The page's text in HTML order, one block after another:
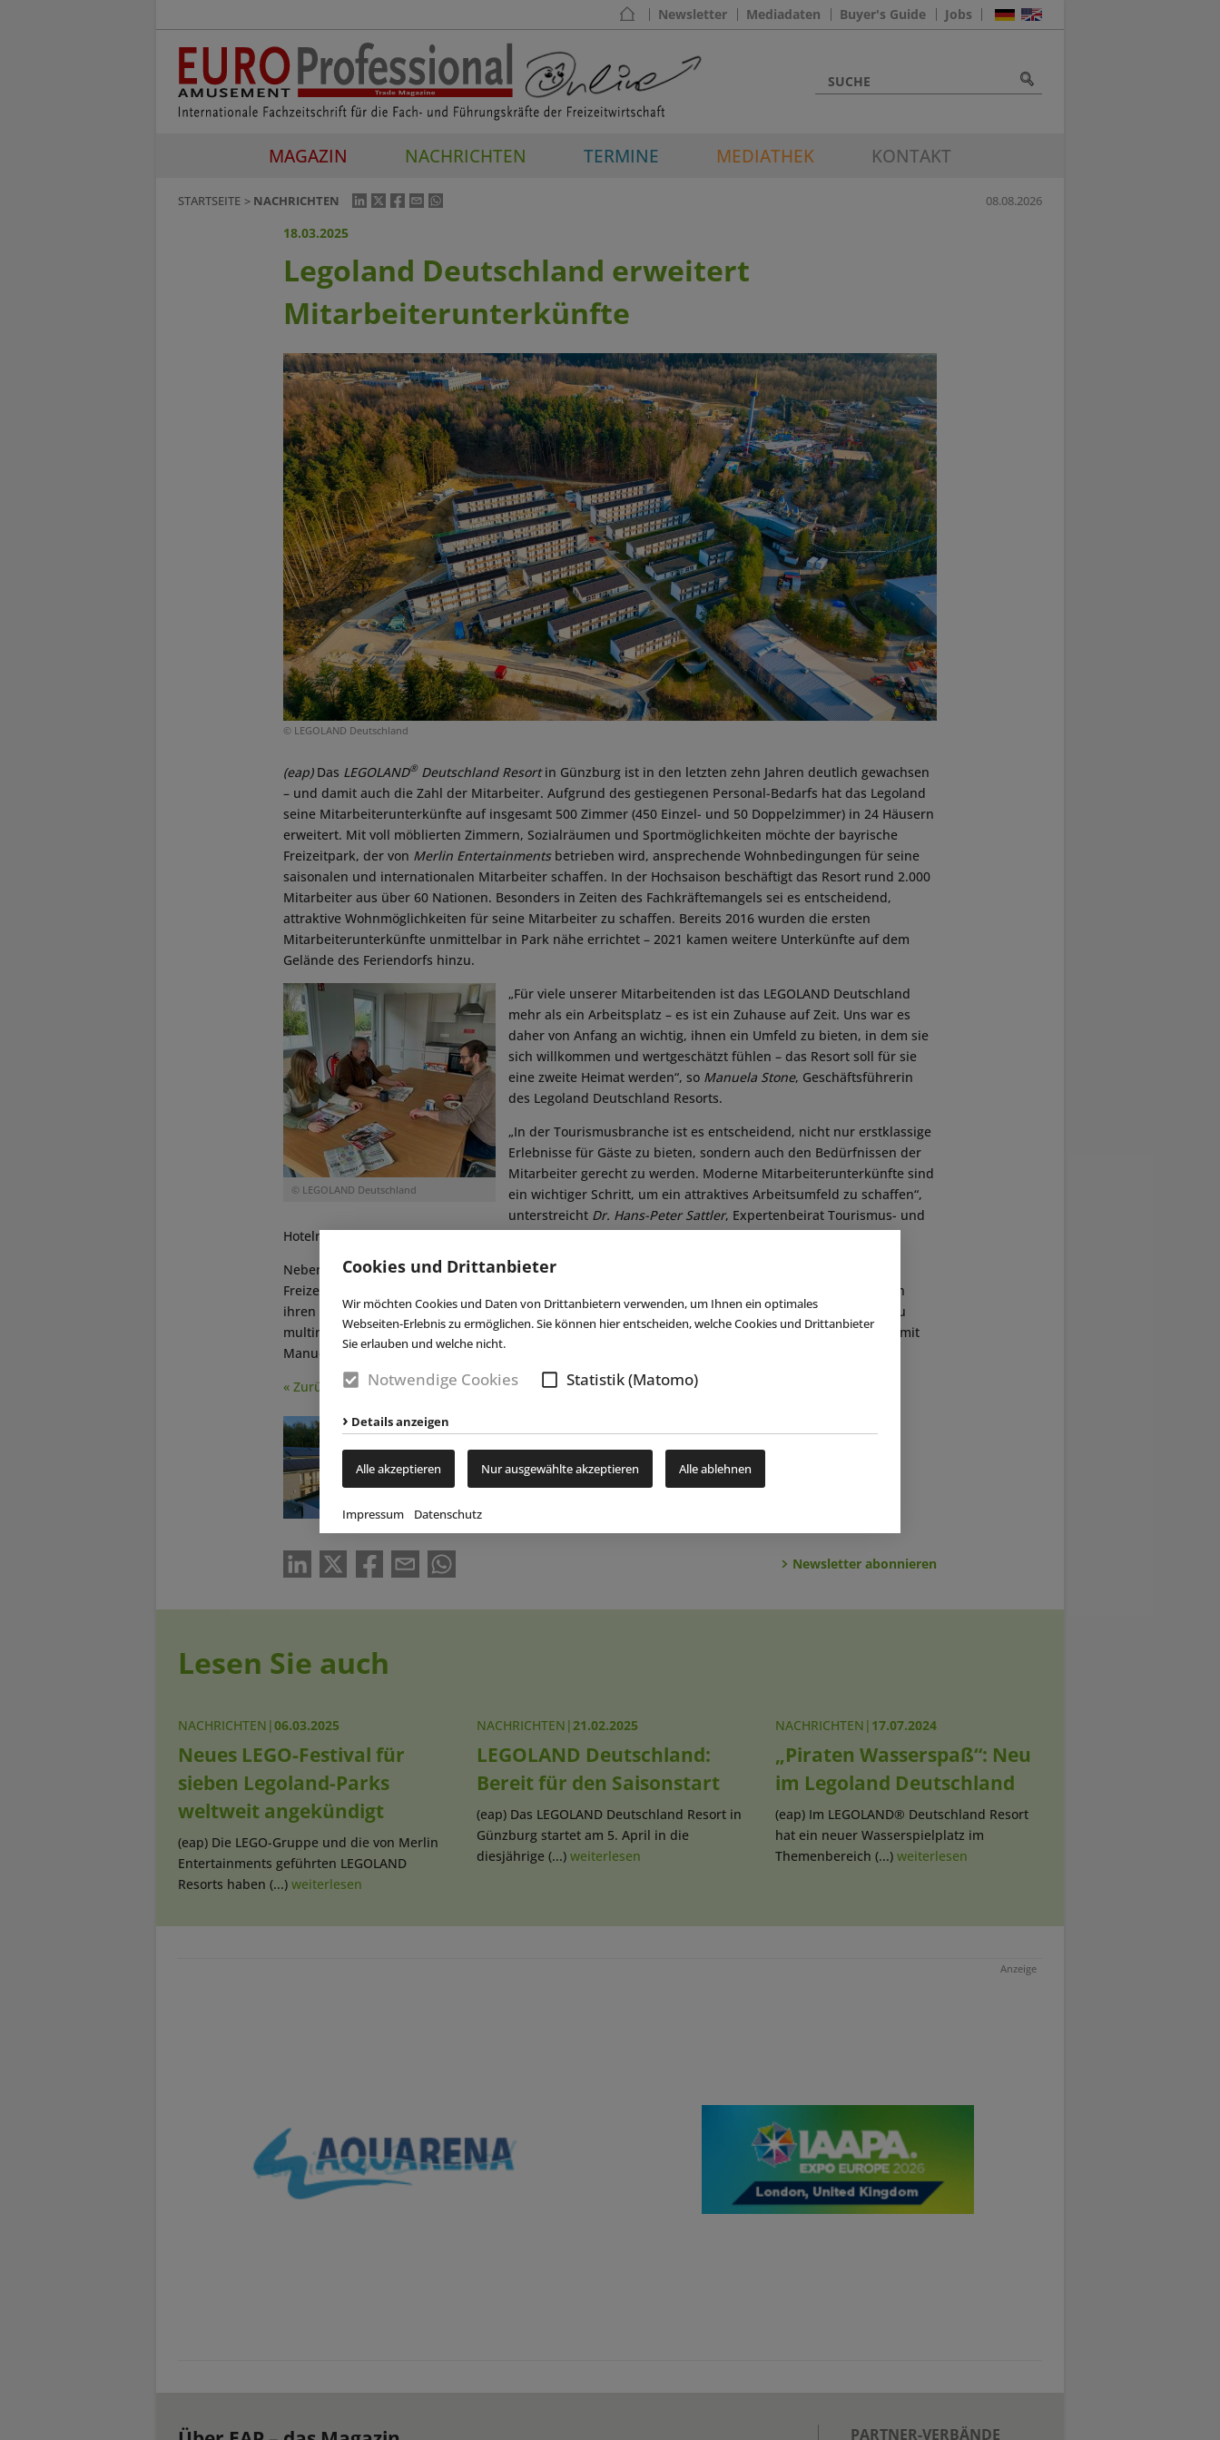
Cookies und Drittanbieter
Wir möchten Cookies und Daten von Drittanbietern verwenden, um Ihnen ein optimales
Webseiten-Erlebnis zu ermöglichen. Sie können hier entscheiden, welche Cookies und Drittanbieter
Sie erlauben und welche nicht.
Notwendige Cookies Statistik (Matomo)
Details anzeigen
Alle akzeptieren Nur ausgewählte akzeptieren Alle ablehnen
Impressum Datenschutz
Newsletter Mediadaten Buyer's Guide Jobs
MAGAZIN NACHRICHTEN TERMINE MEDIATHEK KONTAKT
STARTSEITE NACHRICHTEN 08.08.2026
18.03.2025
Legoland Deutschland erweitert
Mitarbeiterunterkünfte
© LEGOLAND Deutschland
(eap)Das LEGOLAND®Deutschland Resortin Günzburg ist in den letzten zehn Jahren deutlich gewachsen
– und damit auch die Zahl der Mitarbeiter. Aufgrund des gestiegenen Personal-Bedarfs hat das Legoland
seine Mitarbeiterunterkünfte auf insgesamt 500 Zimmer (450 Einzel- und 50 Doppelzimmer) in 24 Häusern
erweitert. Mit voll möblierten Zimmern, Sozialräumen und Sportmöglichkeiten möchte der bayrische
Freizeitpark, der von Merlin Entertainmentsbetrieben wird, ansprechende Wohnbedingungen für seine
saisonalen und internationalen Mitarbeiter schaffen. In der Hochsaison beschäftigt das Resort rund 2.000
Mitarbeiter aus über 60 Nationen. Besonders in Zeiten des Fachkräftemangels sei es entscheidend,
attraktive Wohnmöglichkeiten für seine Mitarbeiter zu schaffen. Bereits 2016 wurden die ersten
Mitarbeiterunterkünfte unmittelbar in Park nähe errichtet – 2021 kamen weitere Unterkünfte auf dem
Gelände des Feriendorfs hinzu.
© LEGOLAND Deutschland
„Für viele unserer Mitarbeitenden ist das LEGOLAND Deutschland
mehr als ein Arbeitsplatz – es ist ein Zuhause auf Zeit. Uns war es
daher von Anfang an wichtig, ihnen ein Umfeld zu bieten, in dem sie
sich willkommen und wertgeschätzt fühlen – das Resort soll für sie
eine zweite Heimat werden“, so Manuela Stone, Geschäftsführerin
des Legoland Deutschland Resorts.
„In der Tourismusbranche ist es entscheidend, nicht nur erstklassige
Erlebnisse für Gäste zu bieten, sondern auch den Bedürfnissen der
Mitarbeiter gerecht zu werden. Moderne Mitarbeiterunterkünfte sind
ein wichtiger Schritt, um ein attraktives Arbeitsumfeld zu schaffen“,
unterstreicht Dr. Hans-Peter Sattler, Expertenbeirat Tourismus- und
Hotelmanagement an derEuropäischen Fernhochschule Hamburg.
Neben Mitarbeiterunterkünften möchte das Legoland seinen Mitarbeitern durch gemeinsame
Freizeitaktivitäten, Teambuilding-Maßnahmen und Onboarding-Seminare einen leichteren Einstieg in
ihren Arbeitsalltag bieten und Zusammenhalt unter den Mitarbeitern fördern. Mehr über den Aufbau
multinationaler Teams und die Integration ausländischer Mitarbeiter können Sie in einem Gespräch mit
Manuela Stone inEAP3/2024nachlesen. ■
« Zurück
Newsletter abonnieren
Lesen Sie auch
NACHRICHTEN |06.03.2025
Neues LEGO-Festival für
sieben Legoland-Parks
weltweit angekündigt
(eap) Die LEGO-Gruppe und die von Merlin
Entertainments geführten LEGOLAND
Resorts haben (...) weiterlesen
NACHRICHTEN |21.02.2025
LEGOLAND Deutschland:
Bereit für den Saisonstart
(eap) Das LEGOLAND Deutschland Resort in
Günzburg startet am 5. April in die
diesjährige (...) weiterlesen
NACHRICHTEN | 17.07.2024
„Piraten Wasserspaß“: Neu
im Legoland Deutschland
(eap) Im LEGOLAND® Deutschland Resort
hat ein neuer Wasserspielplatz im
Themenbereich (...) weiterlesen
Anzeige
PARTNER-VERBÄNDE